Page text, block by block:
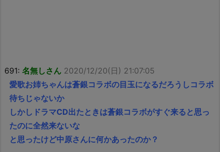
691: 名無しさん 2020/12/20(日) 21:07:05
愛歌お姉ちゃんは蒼銀コラボの目玉になるだろうしコラボ
待ちじゃないか
しかしドラマCD出たときは蒼銀コラボがすぐ来ると思っ
たのに全然来ないな
と思ったけど中原さんに何かあったのか？